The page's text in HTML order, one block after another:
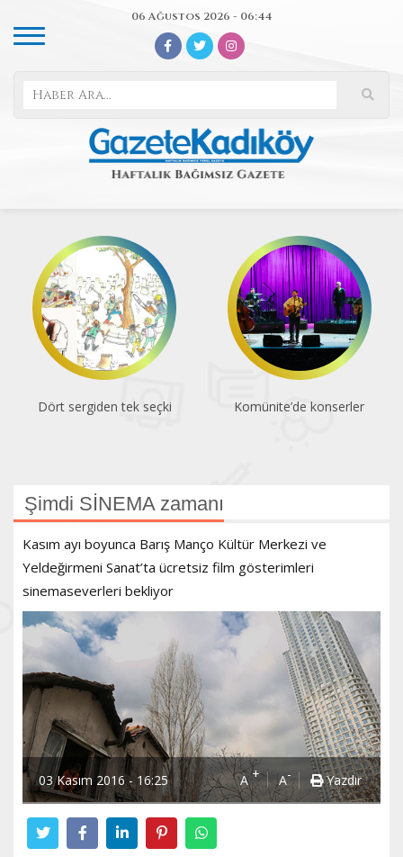
06 Ağustos 2026 - 06:44
Dört sergiden tek seçki Komünite’de konserler
Şimdi SİNEMA zamanı
Kasım ayı boyunca Barış Manço Kültür Merkezi ve
Yeldeğirmeni Sanat’ta ücretsiz film gösterimleri
sinemaseverleri bekliyor
03 Kasım 2016 - 16:25 A+ A- Yazdır